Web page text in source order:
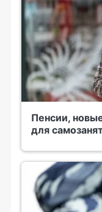
Пенсии,
для